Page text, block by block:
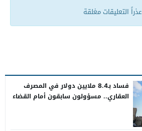
عذراً التعليقات مغلقة
فساد بـ8.4 ملايين دولار في المصرف
العقاري.. مسؤولون سابقون أمام القضاء